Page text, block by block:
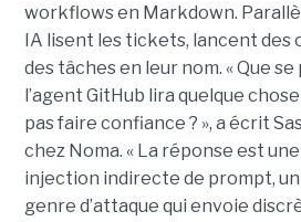
workflows en Markdown.
IA lisent les tickets, lancent
des tâches en leur nom. « Que
l’agent GitHub lira quelque
pas faire confiance ? », a écrit
chez Noma. « La réponse est
injection indirecte de prompt, un
genre d’attaque qui envoie